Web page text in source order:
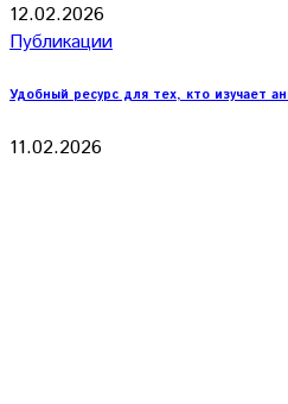
12.02.2026
Публикации
Удобный ресурс для тех, кто изучает
11.02.2026